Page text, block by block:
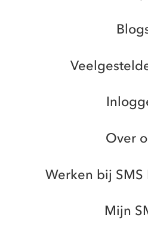
Over
Werken bij
Mijn